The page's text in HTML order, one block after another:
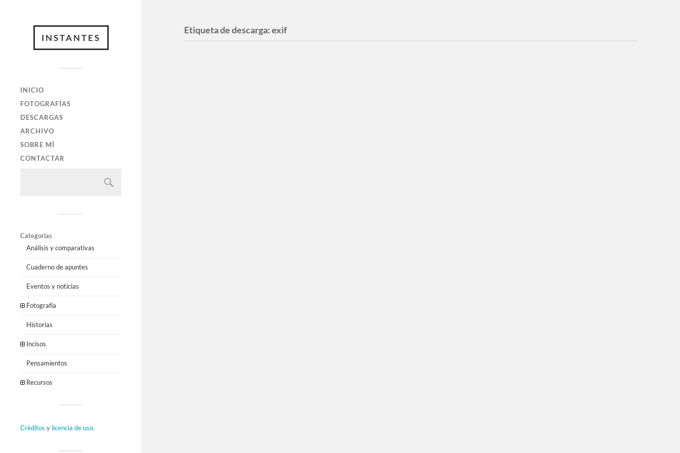
INSTANTES
INICIO
FOTOGRAFÍAS
DESCARGAS
ARCHIVO
SOBRE MÍ
CONTACTAR
Categorías
Análisis y comparativas
Cuaderno de apuntes
Eventos y noticias
Fotografía
Historias
Incisos
Pensamientos
Recursos
Créditos y licencia de uso.
Etiqueta de descarga:exif